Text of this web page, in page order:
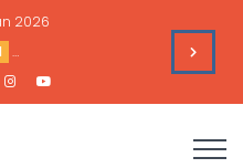
2026
Mekke Anlaşması Ümmetin Değil